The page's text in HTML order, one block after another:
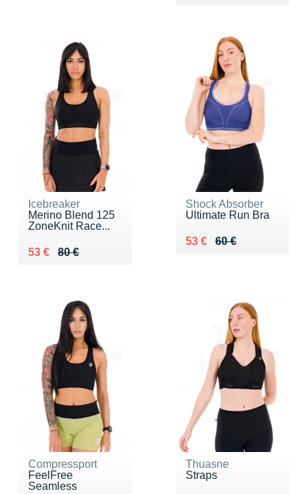
Icebreaker
Merino Blend 125
ZoneKnit Race...
80 €
Au lieu de 80 €
53 €
Vendu 53 €
Shock Absorber
Ultimate Run Bra
60 €
Au lieu de 60 €
53 €
Vendu 53 €
Compressport
FeelFree
Seamless
Thuasne
Straps